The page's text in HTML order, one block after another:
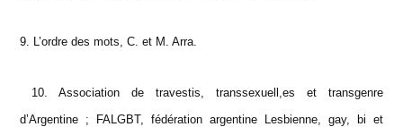
9. L’ordre des mots, C. et M. Arra.
10. Association de travestis, transsexuell,es et transgenre
d’Argentine ; FALGBT, fédération argentine Lesbienne, gay, bi et